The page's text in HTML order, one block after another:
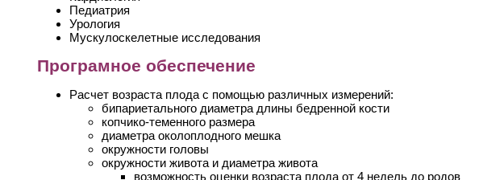
Педиатрия
Урология
Мускулоскелетные исследования
Програмное обеспечение
Расчет возраста плода с помощью различных измерений:
бипариетального диаметра длины бедренной кости
копчико-теменного размера
диаметра околоплодного мешка
окружности головы
окружности живота и диаметра живота
возможность оценки возраста плода от 4 недель до родов